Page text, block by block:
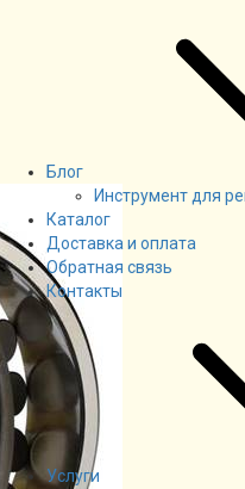
Блог
Инструмент для
Каталог
Доставка и оплата
Обратная связь
Контакты
Услуги